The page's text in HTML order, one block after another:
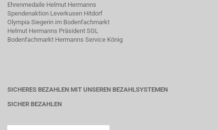
Ehrenmedaile Helmut Hermanns
Spendenaktion Leverkusen Hitdorf
Olympia Siegerin im Bodenfachmarkt
Helmut Hermanns Präsident SGL
Bodenfachmarkt Hermanns Service König
SICHERES BEZAHLEN MIT UNSEREN BEZAHLSYSTEMEN
SICHER BEZAHLEN